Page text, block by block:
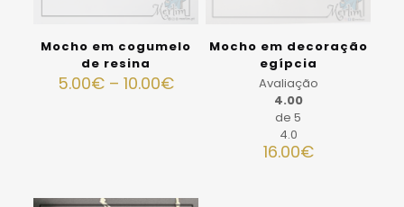
Mocho em cogumelo
de resina
5.00€ – 10.00€
Mocho em decoração
egípcia
Avaliação
4.00
de 5
4.0
16.00€